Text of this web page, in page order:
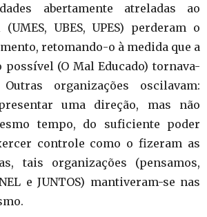
abertamente atreladas ao
UBES, UPES) perderam o
retomando-o à medida que a
possível (O Mal Educado) tornava-
organizações oscilavam:
uma direção, mas não
tempo, do suficiente poder
controle como o fizeram as
tais organizações (pensamos,
e JUNTOS) mantiveram-se nas